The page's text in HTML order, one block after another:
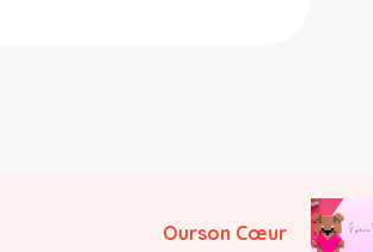
Ourson Cœur